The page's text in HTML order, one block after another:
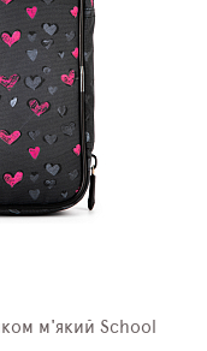
м'який School